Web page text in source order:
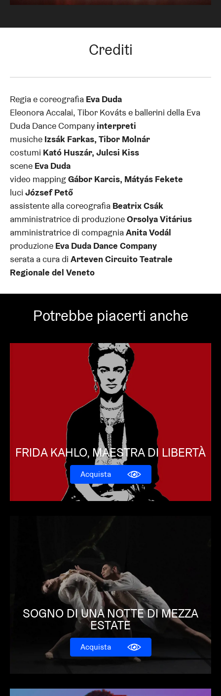
Crediti
Regia e coreografia Eva Duda
Eleonora Accalai, Tibor Kováts e ballerini della Eva
Duda Dance Company interpreti
musiche Izsák Farkas, Tibor Molnár
costumi Kató Huszár, Julcsi Kiss
scene Eva Duda
video mappingGábor Karcis, Mátyás Fekete
luci József Pető
assistente alla coreografia Beatrix Csák
amministratrice di produzioneOrsolya Vitárius
amministratrice di compagniaAnita Vodál
produzione Eva Duda Dance Company
serata a cura di Arteven Circuito Teatrale
Regionale del Veneto
Potrebbe piacerti anche
FRIDA KAHLO, MAESTRA DI LIBERTÀ
Acquista
SOGNO DI UNA NOTTE DI MEZZA
ESTATE
Acquista